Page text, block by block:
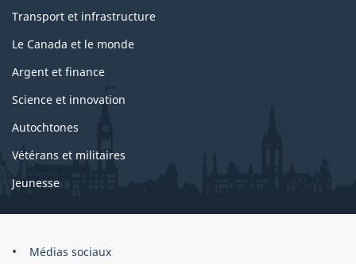
Transport et infrastructure
Le Canada et le monde
Argent et finance
Science et innovation
Autochtones
Vétérans et militaires
Jeunesse
Organisation
Médias sociaux